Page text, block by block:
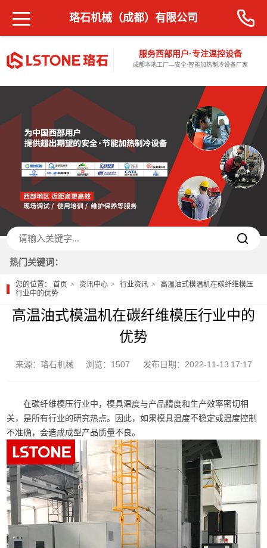
服务西部用户·专注温控设备
成都本地工厂—安全·智能加热制冷设备厂家
珞石机械（成都）有限公司
热门关键词：
您的位置：首页 资讯中心 行业资讯
高温油式模温机在碳纤维模压
行业中的优势
高温油式模温机在碳纤维模压行业中的
优势
来源：珞石机械 浏览：1507 发布日期：2022-11-13 17:17
在碳纤维模压行业中，模具温度与产品精度和生产效率密切相
关，是所有行业的研究热点。因此，如果模具温度不稳定或温度控制
不准确，会造成成型产品质量不良。